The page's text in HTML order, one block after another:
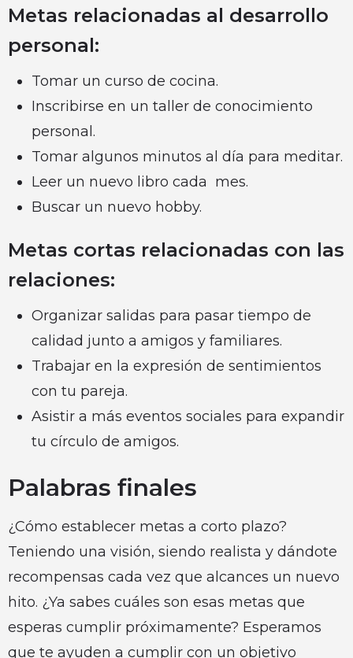
Metas relacionadas al desarrollo
personal:
Tomar un curso de cocina.
Inscribirse en un taller de conocimiento
personal.
Tomar algunos minutos al día para meditar.
Leer un nuevo libro cada mes.
Buscar un nuevo hobby.
Metas cortas relacionadas con las
relaciones:
Organizar salidas para pasar tiempo de
calidad junto a amigos y familiares.
Trabajar en la expresión de sentimientos
con tu pareja.
Asistir a más eventos sociales para expandir
tu círculo de amigos.
Palabras finales
¿Cómo establecer metas a corto plazo?
Teniendo una visión, siendo realista y dándote
recompensas cada vez que alcances un nuevo
hito. ¿Ya sabes cuáles son esas metas que
esperas cumplir próximamente? Esperamos
que te ayuden a cumplir con un objetivo